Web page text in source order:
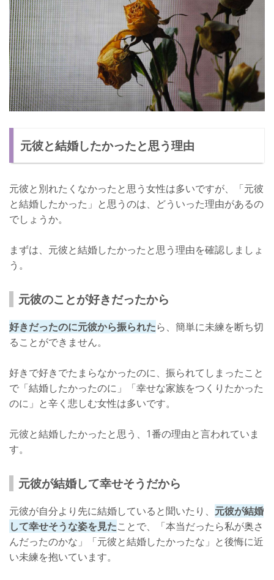
元彼と結婚したかったと思う理由
元彼と別れたくなかったと思う女性は多いですが、「元彼
と結婚したかった」と思うのは、どういった理由があるの
でしょうか。
まずは、元彼と結婚したかったと思う理由を確認しましょ
う。
元彼のことが好きだったから
好きだったのに元彼から振られたら、簡単に未練を断ち切
ることができません。
好きで好きでたまらなかったのに、振られてしまったこと
で「結婚したかったのに」「幸せな家族をつくりたかった
のに」と辛く悲しむ女性は多いです。
元彼と結婚したかったと思う、1番の理由と言われていま
す。
元彼が結婚して幸せそうだから
元彼が自分より先に結婚していると聞いたり、 元彼が結婚
して幸せそうな姿を見たことで、「本当だったら私が奥さ
んだったのかな」「元彼と結婚したかったな」と後悔に近
い未練を抱いています。